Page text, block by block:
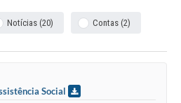
Notícias (20) Contas (2)
Social